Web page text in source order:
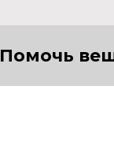
Помочь